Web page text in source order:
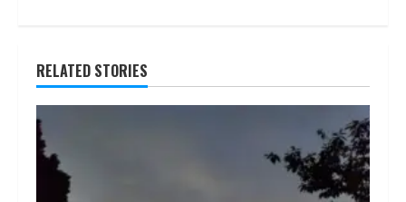
RELATED STORIES